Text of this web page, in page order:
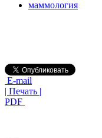
маммология
E-mail
| Печать |
PDF